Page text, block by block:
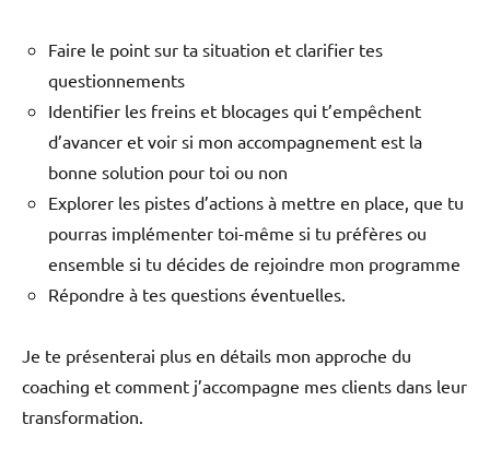
Faire le point sur ta situation et clarifier tes
questionnements
Identifier les freins et blocages qui t’empêchent
d’avancer et voir si mon accompagnement est la
bonne solution pour toi ou non
Explorer les pistes d’actions à mettre en place, que tu
pourras implémenter toi-même si tu préfères ou
ensemble si tu décides de rejoindre mon programme
Répondre à tes questions éventuelles.
Je te présenterai plus en détails mon approche du
coaching et comment j’accompagne mes clients dans leur
transformation.